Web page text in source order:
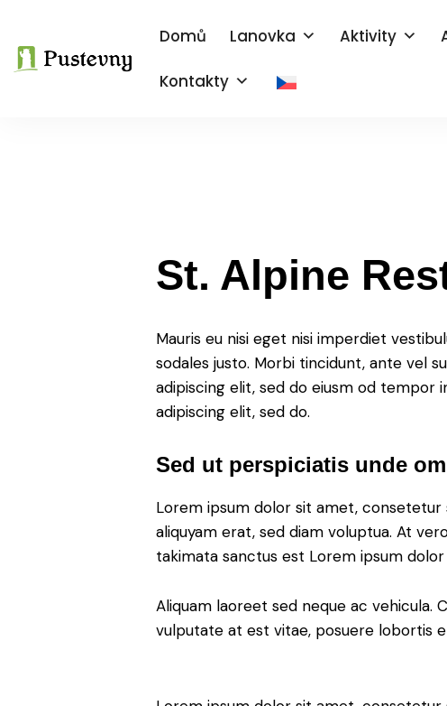
Domů Lanovka Aktivity
Kontakty
St. Alpine
Mauris eu nisi eget nisi imperdiet
sodales justo. Morbi tincidunt, ante vel
adipiscing elit, sed do eiusm od tempor
adipiscing elit, sed do.
Sed ut perspiciatis unde
Lorem ipsum dolor sit amet,
aliquyam erat, sed diam voluptua. At
takimata sanctus est Lorem ipsum
Aliquam laoreet sed neque ac vehicula.
vulputate at est vitae, posuere lobortis